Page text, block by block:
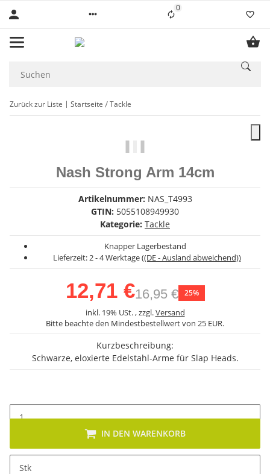
0Liste ist leer
Zurück zur Liste Startseite Tackle
Nash Strong Arm 14cm
Artikelnummer: NAS_T4993
GTIN: 5055108949930
Kategorie: Tackle
Knapper Lagerbestand
Lieferzeit:2 - 4 Werktage((DE - Ausland abweichend))
12,71 €16,95 € 25%
inkl. 19% USt. , zzgl.Versand
Bitte beachte den Mindestbestellwert von 25 EUR.
Kurzbeschreibung:
Schwarze, eloxierte Edelstahl-Arme für Slap Heads.
Stk
IN DEN WARENKORB